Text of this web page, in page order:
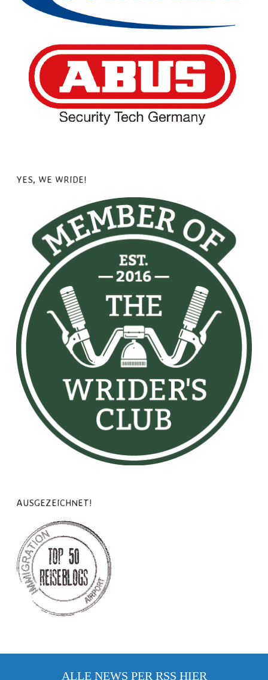
YES, WE WRIDE!
AUSGEZEICHNET!
ALLE NEWS PER RSS HIER